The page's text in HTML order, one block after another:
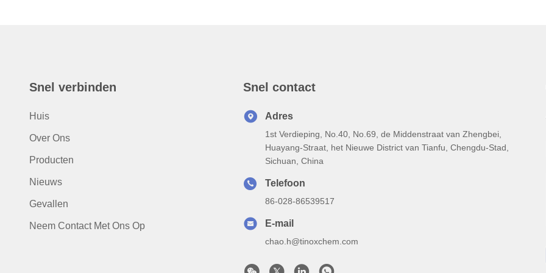
Snel verbinden
Huis
Over Ons
Producten
Nieuws
Gevallen
Neem Contact Met Ons Op
Snel contact
Adres
1st Verdieping, No.40, No.69, de Middenstraat van Zhengbei,
Huayang-Straat, het Nieuwe District van Tianfu, Chengdu-Stad,
Sichuan, China
Telefoon
86-028-86539517
E-mail
chao.h@tinoxchem.com